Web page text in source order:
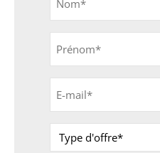
mail
*
d'offre